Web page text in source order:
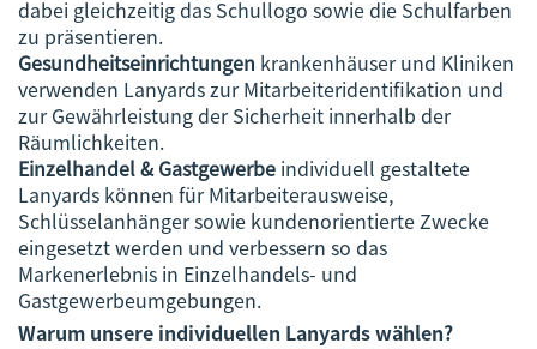
dabei gleichzeitig das Schullogo sowie die Schulfarben
zu präsentieren.
Gesundheitseinrichtungen krankenhäuser und Kliniken
verwenden Lanyards zur Mitarbeiteridentifikation und
zur Gewährleistung der Sicherheit innerhalb der
Räumlichkeiten.
Einzelhandel & Gastgewerbe individuell gestaltete
Lanyards können für Mitarbeiterausweise,
Schlüsselanhänger sowie kundenorientierte Zwecke
eingesetzt werden und verbessern so das
Markenerlebnis in Einzelhandels- und
Gastgewerbeumgebungen.
Warum unsere individuellen Lanyards wählen?